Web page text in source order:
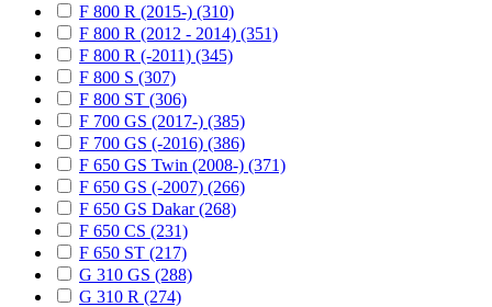
F 800 R (2015-) (310)
F 800 R (2012 - 2014) (351)
F 800 R (-2011) (345)
F 800 S (307)
F 800 ST (306)
F 700 GS (2017-) (385)
F 700 GS (-2016) (386)
F 650 GS Twin (2008-) (371)
F 650 GS (-2007) (266)
F 650 GS Dakar (268)
F 650 CS (231)
F 650 ST (217)
G 310 GS (288)
G 310 R (274)